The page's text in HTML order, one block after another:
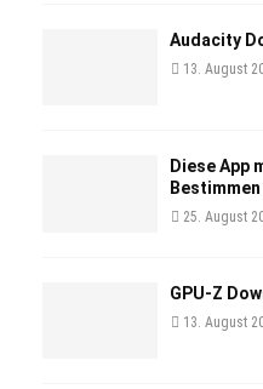
Audacity
13. August
Diese App
25. August
GPU-Z
13. August